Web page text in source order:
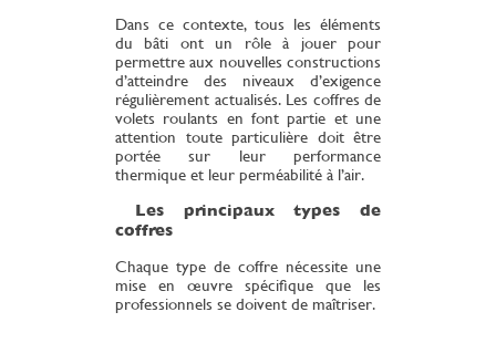
Dans ce contexte, tous les éléments
du bâti ont un rôle à jouer pour
permettre aux nouvelles constructions
d’atteindre des niveaux d’exigence
régulièrement actualisés. Les coffres de
volets roulants en font partie et une
attention toute particulière doit être
portée sur leur performance
thermique et leur perméabilité à l’air.
Les principaux types de
coffres
Chaque type de coffre nécessite une
mise en œuvre spécifique que les
professionnels se doivent de maîtriser.